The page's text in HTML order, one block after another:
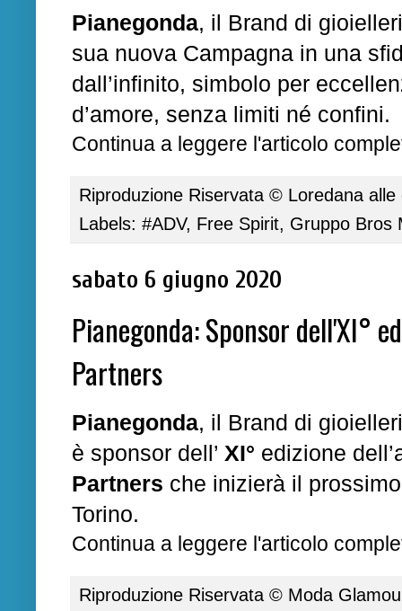
Pianegonda, il Brand di
sua nuova Campagna in una
dall’infinito, simbolo per
d’amore, senza limiti né confini.
Continua a leggere l'articolo
Riproduzione Riservata © Loredana
Labels: #ADV, Free Spirit, Gruppo Bros
sabato 6 giugno 2020
Pianegonda: Sponsor dell'XI°
Partners
Pianegonda, il Brand di
è sponsor dell’ XI° edizione
Partners che inizierà il
Torino.
Continua a leggere l'articolo
Riproduzione Riservata © Moda